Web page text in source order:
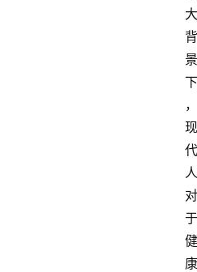
大
背
景
下
，
现
代
人
对
于
健
康